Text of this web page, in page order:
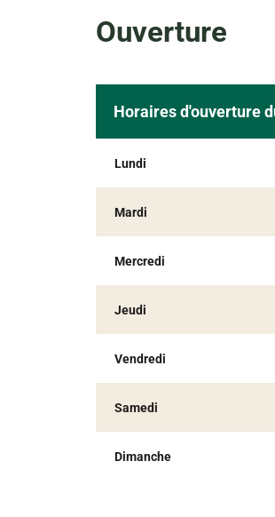
Ouverture
Horaires d'ouverture
Lundi
Mardi
Mercredi
Jeudi
Vendredi
Samedi
Dimanche